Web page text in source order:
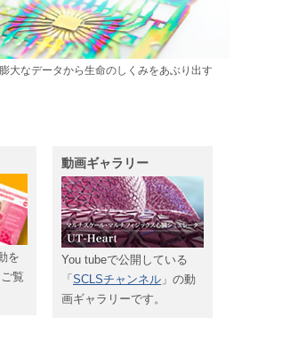
ヌクレオソーム、クロマチンの機能
ツ2/12公開)映像公開のお知らせ
・リリース
9日朝刊7面)この記事は、神戸新聞社の許諾を得
・リリース
"RISING"
」(2/8 AM3:20-)心臓シ
像放映
ア in 兵庫
｣(1/31神戸国際展示場
膨大なデータから生命のしくみをあぶり出す
を
覧
動画ギャラリー
You tubeで公開している
「SCLSチャンネル 」の動
画ギャラリーです。